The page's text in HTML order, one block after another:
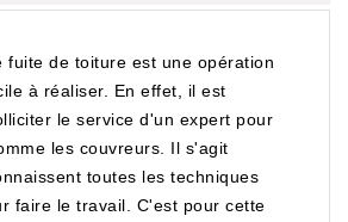
fuite de toiture est une opération
à réaliser. En effet, il est
le service d'un expert pour
les couvreurs. Il s'agit
toutes les techniques
faire le travail. C'est pour cette